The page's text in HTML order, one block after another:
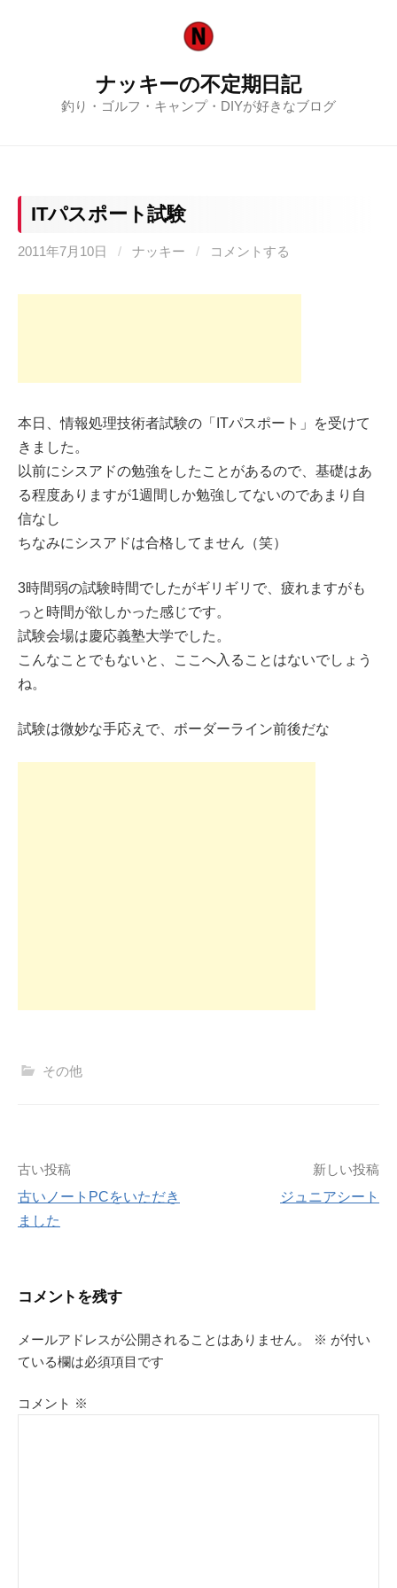
ナッキーの不定期日記
釣り・ゴルフ・キャンプ・DIYが好きなブログ
ITパスポート試験
2011年7月10日 / ナッキー / コメントする
本日、情報処理技術者試験の「ITパスポート」を受けて
きました。
以前にシスアドの勉強をしたことがあるので、基礎はあ
る程度ありますが1週間しか勉強してないのであまり自
信なし
ちなみにシスアドは合格してません（笑）
3時間弱の試験時間でしたがギリギリで、疲れますがも
っと時間が欲しかった感じです。
試験会場は慶応義塾大学でした。
こんなことでもないと、ここへ入ることはないでしょう
ね。
試験は微妙な手応えで、ボーダーライン前後だな
その他
投
稿
ビ
ゲ
ー
シ
古い投稿
古いノートPCをいただき
ました
新しい投稿
ジュニアシート
コメントを残す
メールアドレスが公開されることはありません。 ※ が付い
ている欄は必須項目です
コメント ※